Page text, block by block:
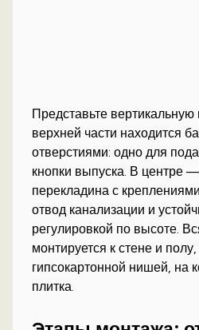
Представьте
верхней части находится
отверстиями: одно для
кнопки выпуска. В центре
перекладина с
отвод канализации и
регулировкой по высоте.
монтируется к стене и
гипсокартонной нишей, на
плитка.